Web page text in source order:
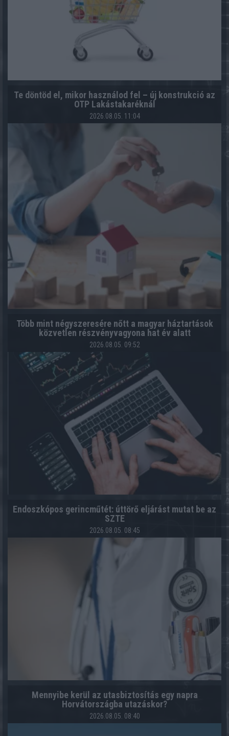
Te döntöd el, mikor használod fel – új konstrukció az
OTP Lakástakaréknál
2026.08.05. 11:04
Több mint négyszeresére nőtt a magyar háztartások
közvetlen részvényvagyona hat év alatt
2026.08.05. 09:52
Endoszkópos gerincműtét: úttörő eljárást mutat be az
SZTE
2026.08.05. 08:45
Mennyibe kerül az utasbiztosítás egy napra
Horvátországba utazáskor?
2026.08.05. 08:40